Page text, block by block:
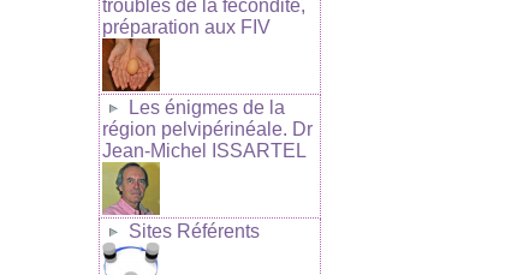
troubles de la fécondite,
préparation aux FIV
Les énigmes de la
région pelvipérinéale. Dr
Jean-Michel ISSARTEL
Sites Référents